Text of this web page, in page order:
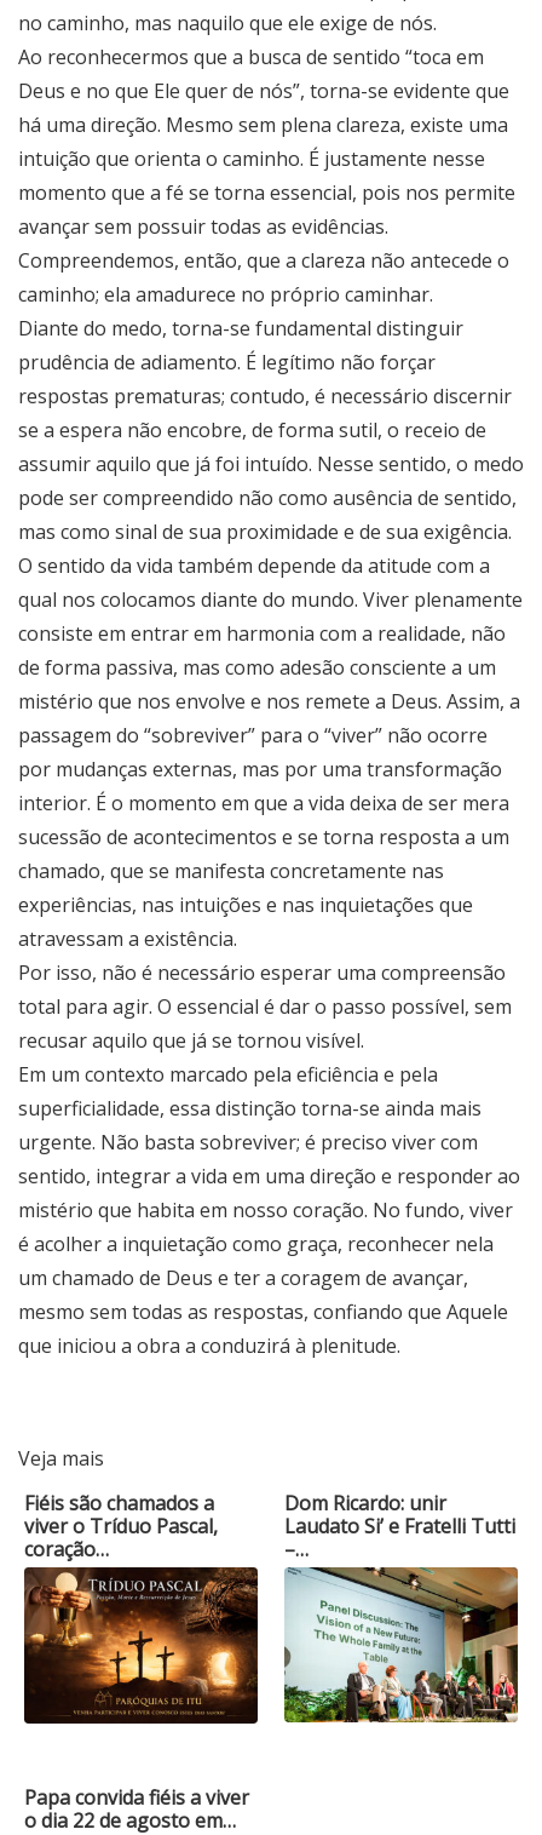
no caminho, mas naquilo que ele exige de nós.
Ao reconhecermos que a busca de sentido “toca em
Deus e no que Ele quer de nós”, torna-se evidente que
há uma direção. Mesmo sem plena clareza, existe uma
intuição que orienta o caminho. É justamente nesse
momento que a fé se torna essencial, pois nos permite
avançar sem possuir todas as evidências.
Compreendemos, então, que a clareza não antecede o
caminho; ela amadurece no próprio caminhar.
Diante do medo, torna-se fundamental distinguir
prudência de adiamento. É legítimo não forçar
respostas prematuras; contudo, é necessário discernir
se a espera não encobre, de forma sutil, o receio de
assumir aquilo que já foi intuído. Nesse sentido, o medo
pode ser compreendido não como ausência de sentido,
mas como sinal de sua proximidade e de sua exigência.
O sentido da vida também depende da atitude com a
qual nos colocamos diante do mundo. Viver plenamente
consiste em entrar em harmonia com a realidade, não
de forma passiva, mas como adesão consciente a um
mistério que nos envolve e nos remete a Deus. Assim, a
passagem do “sobreviver” para o “viver” não ocorre
por mudanças externas, mas por uma transformação
interior. É o momento em que a vida deixa de ser mera
sucessão de acontecimentos e se torna resposta a um
chamado, que se manifesta concretamente nas
experiências, nas intuições e nas inquietações que
atravessam a existência.
Por isso, não é necessário esperar uma compreensão
total para agir. O essencial é dar o passo possível, sem
recusar aquilo que já se tornou visível.
Em um contexto marcado pela eficiência e pela
superficialidade, essa distinção torna-se ainda mais
urgente. Não basta sobreviver; é preciso viver com
sentido, integrar a vida em uma direção e responder ao
mistério que habita em nosso coração. No fundo, viver
é acolher a inquietação como graça, reconhecer nela
um chamado de Deus e ter a coragem de avançar,
mesmo sem todas as respostas, confiando que Aquele
que iniciou a obra a conduzirá à plenitude.
Veja mais
Fiéis são chamados a
viver o Tríduo Pascal,
coração…
Dom Ricardo: unir
Laudato Si’ e Fratelli Tutti
–…
Papa convida fiéis a viver
o dia 22 de agosto em…